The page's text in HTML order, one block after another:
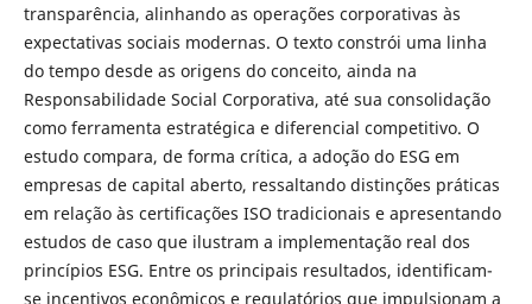
transparência, alinhando as operações corporativas às
expectativas sociais modernas. O texto constrói uma linha
do tempo desde as origens do conceito, ainda na
Responsabilidade Social Corporativa, até sua consolidação
como ferramenta estratégica e diferencial competitivo. O
estudo compara, de forma crítica, a adoção do ESG em
empresas de capital aberto, ressaltando distinções práticas
em relação às certificações ISO tradicionais e apresentando
estudos de caso que ilustram a implementação real dos
princípios ESG. Entre os principais resultados, identificam-
se incentivos econômicos e regulatórios que impulsionam a